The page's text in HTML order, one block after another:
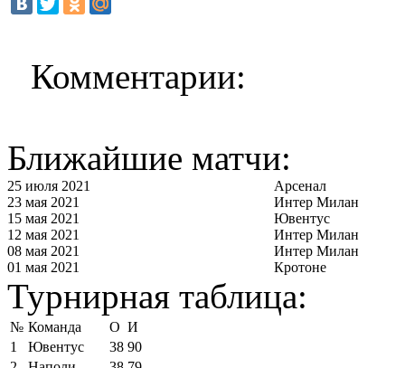
Комментарии:
Ближайшие матчи:
25 июля 2021
Арсенал
23 мая 2021
Интер Милан
15 мая 2021
Ювентус
12 мая 2021
Интер Милан
08 мая 2021
Интер Милан
01 мая 2021
Кротоне
Турнирная таблица:
№ Команда О И
1
Ювентус 38 90